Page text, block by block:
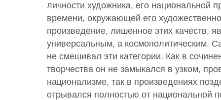
личности художника, его национальной
времени, окружающей его
произведение, лишенное этих качеств,
универсальным, а космополитическим.
не смешивал эти категории. Как в
творчества он не замыкался в узком,
национализме, так в произведениях
отрывался полностью от национальной